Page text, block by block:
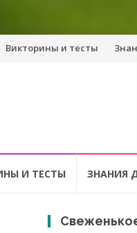
Викторины и тесты
И ТЕСТЫ ЗНАНИЯ